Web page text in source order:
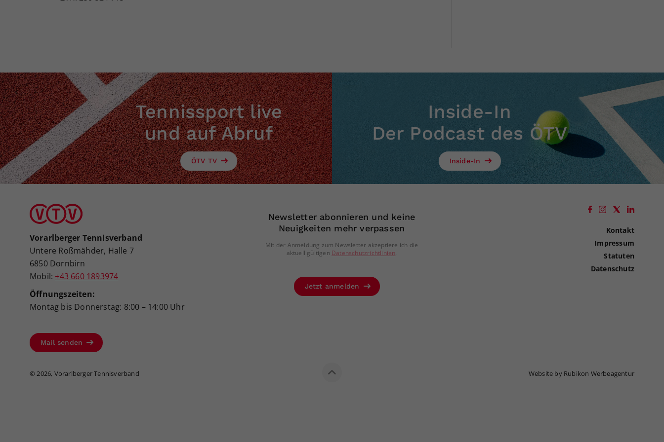
Tennissport live
und auf Abruf
ÖTV TV
Inside-In
Der Podcast des ÖTV
Inside-In
Vorarlberger Tennisverband
Untere Roßmähder, Halle 7
6850 Dornbirn
Mobil: +43 660 1893974
Öffnungszeiten:
Montag bis Donnerstag: 8:00 – 14:00 Uhr
Mail senden
Newsletter abonnieren und keine
Neuigkeiten mehr verpassen
Mit der Anmeldung zum Newsletter akzeptiere ich die
aktuell gültigen Datenschutzrichtlinien.
Jetzt anmelden
Kontakt
Impressum
Statuten
Datenschutz
©2026, Vorarlberger Tennisverband Website by Rubikon Werbeagentur